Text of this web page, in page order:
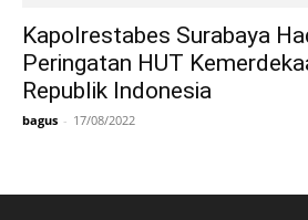
Kapolrestabes Surabaya
Peringatan HUT
Republik Indonesia
bagus - 17/08/2022